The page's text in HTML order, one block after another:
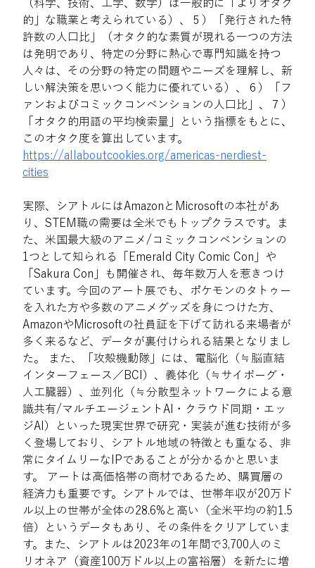
（科学、技術、工学、数学）は一般的に「よりオタク
的」な職業と考えられている）、５）「発行された特
許数の人口比」（オタク的な素質が現れる一つの方法
は発明であり、特定の分野に熱心で専門知識を持つ
人々は、その分野の特定の問題やニーズを理解し、新
しい解決策を思いつく能力に優れている）、６）「フ
ァンおよびコミックコンベンションの人口比」、７）
「オタク的用語の平均検索量」という指標をもとに、
このオタク度を算出しています。
https://allaboutcookies.org/americas-nerdiest-
cities
実際、シアトルにはAmazonとMicrosoftの本社があ
り、STEM職の需要は全米でもトップクラスです。ま
た、米国最大級のアニメ/コミックコンベンションの
1つとして知られる「Emerald City Comic Con」や
「Sakura Con」も開催され、毎年数万人を惹きつけ
ています。今回のアート展でも、ポケモンのタトゥー
を入れた方や多数のアニメグッズを身につけた方、
AmazonやMicrosoftの社員証を下げて訪れる来場者が
多く来るなど、データが裏付けられる結果となりまし
た。 また、「攻殻機動隊」には、電脳化（≒脳直結
インターフェース／BCI）、義体化（≒サイボーグ・
人工臓器）、並列化（≒分散型ネットワークによる意
識共有/マルチエージェントAI・クラウド同期・エッ
ジAI）といった現実世界で研究・実装が進む技術が多
く登場しており、シアトル地域の特徴とも重なる、非
常にタイムリーなIPであることが分かるかと思いま
す。 アートは高価格帯の商材であるため、購買層の
経済力も重要です。シアトルでは、世帯年収が20万ド
ル以上の世帯が全体の28.6%と高い（全米平均の約1.5
倍）というデータもあり、その条件をクリアしていま
す。また、シアトルは2023年の1年間で3,700人のミ
リオネア（資産100万ドル以上の富裕層）を新たに増